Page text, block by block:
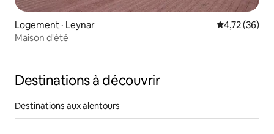
Logement · Leynar Note
4,72 (36)
Maison d'été
Destinations à découvrir
Destinations aux alentours